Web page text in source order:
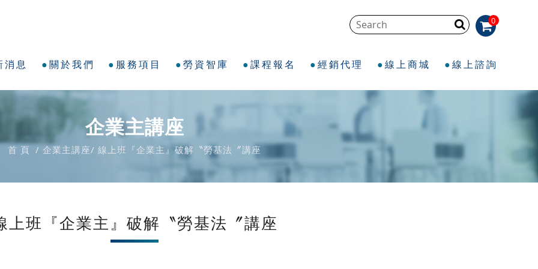
0
消息 關於我們 服務項目 勞資智庫 課程報名 經銷代理 線上商城 線上諮詢
企業主講座
首 頁 企業主講座 線上班『企業主』破解〝勞基法〞講座
上班『企業主』破解〝勞基法〞講座